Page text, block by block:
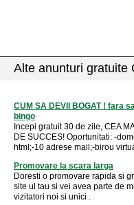
Alte anunturi gratuite
CUM SA DEVII BOGAT ! fara
bingo
Incepi gratuit 30 de zile, CEA
DE SUCCES! Oportunitati: -
html;-10 adrese mail;-birou
Promovare la scara larga
Doresti o promovare rapida si
site ul tau si vei avea parte de
vizitatori noi si unici .